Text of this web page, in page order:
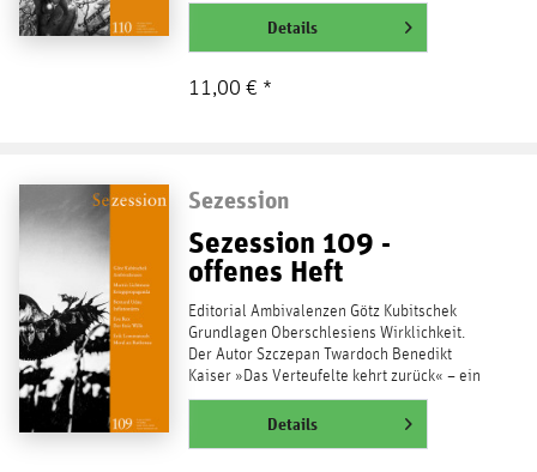
weiterlesenDetails
11,00 € *
Sezession
Sezession 109 -
offenes Heft
Editorial Ambivalenzen Götz Kubitschek
Grundlagen Oberschlesiens Wirklichkeit.
Der Autor Szczepan Twardoch Benedikt
Kaiser »Das Verteufelte kehrt zurück« – ein
Briefwechsel...
weiterlesenDetails